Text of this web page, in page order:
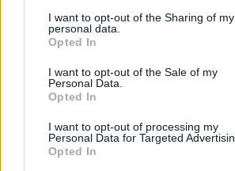
not limited to your visit or usage
grant or deny consent to Google and its
use your data for below specified
consent section.
I want to opt-out of the Sharing of my
personal data.
Opted In
I want to opt-out of the Sale of my
Personal Data.
Opted In
I want to opt-out of processing my
Personal Data for Targeted
Opted In
πιο επιφυλακτική στάση. Το
Εξωτερικών δήλωσε ότι δεν έχει
τελική απόφαση, ενώ η ιρανική
δεν πρόκειται να υποχωρήσει
γραμμές» της. Οι δηλώσεις αυτές
διαπραγματεύσεις, η τελική
κειμένου παραμένει ανοιχτή.